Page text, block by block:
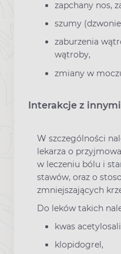
zapchany nos,
szumy
zaburzenia
wątroby,
zmiany w
Interakcje z
W szczególności
lekarza o
w leczeniu bólu i
stawów, oraz o
zmniejszających
Do leków takich
kwas
klopidogrel,